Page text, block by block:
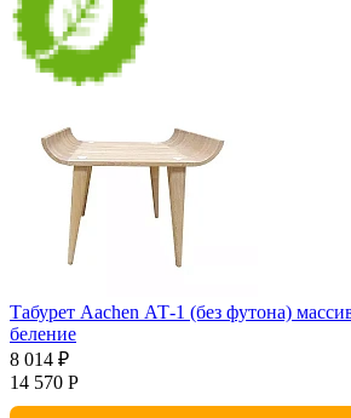
Табурет Aachen АТ-1 (без футона)
беление
8 014 ₽
14 570 Р